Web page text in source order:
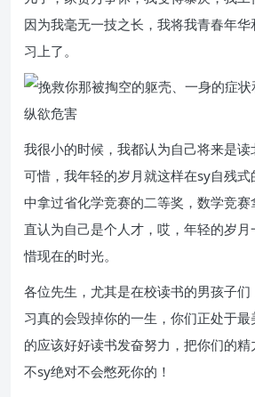
因为我毫无一技之长，我将我青春年
习上了。
我很小的时候，我都认为自己将来是读
可惜，我年轻的岁月就这样在sy自残
中拿过省化学竞赛的二等奖，数学竞
直认为自己是个人才，哎，年轻的岁
惜现在的时光。
各位先生，尤其是在校读书的男孩子
习真的会毁掉你的一生，你们正处于
的应该好好读书发奋努力，把你们的精
不sy绝对不会憋死你的！